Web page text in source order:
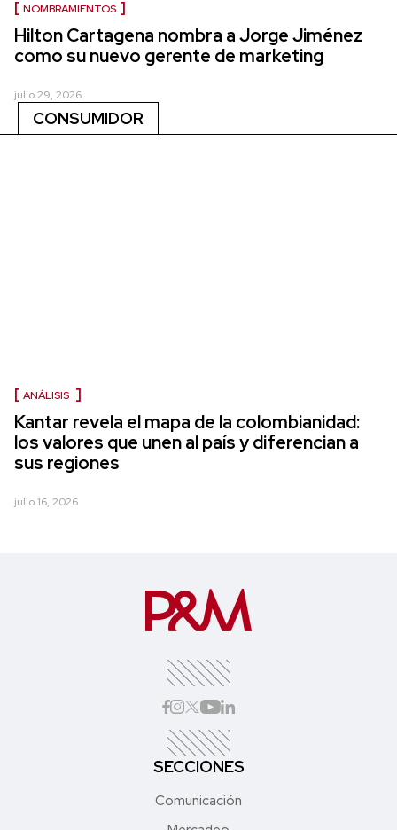
NOMBRAMIENTOS
Hilton Cartagena nombra a Jorge Jiménez
como su nuevo gerente de marketing
julio 29, 2026
CONSUMIDOR
ANÁLISIS
Kantar revela el mapa de la colombianidad:
los valores que unen al país y diferencian a
sus regiones
julio 16, 2026
SECCIONES
Comunicación